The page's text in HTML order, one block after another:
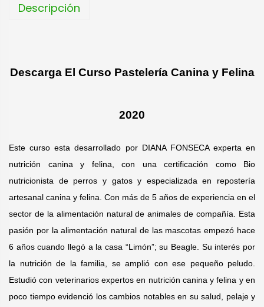
e
Descripción
Descarga El Curso Pastelería Canina y Felina
2020
Este curso esta desarrollado por DIANA FONSECA experta en
nutrición canina y felina, con una certificación como Bio
nutricionista de perros y gatos y especializada en repostería
artesanal canina y felina. Con más de 5 años de experiencia en el
sector de la alimentación natural de animales de compañía. Esta
pasión por la alimentación natural de las mascotas empezó hace
6 años cuando llegó a la casa “Limón”; su Beagle. Su interés por
la nutrición de la familia, se amplió con ese pequeño peludo.
Estudió con veterinarios expertos en nutrición canina y felina y en
poco tiempo evidenció los cambios notables en su salud, pelaje y